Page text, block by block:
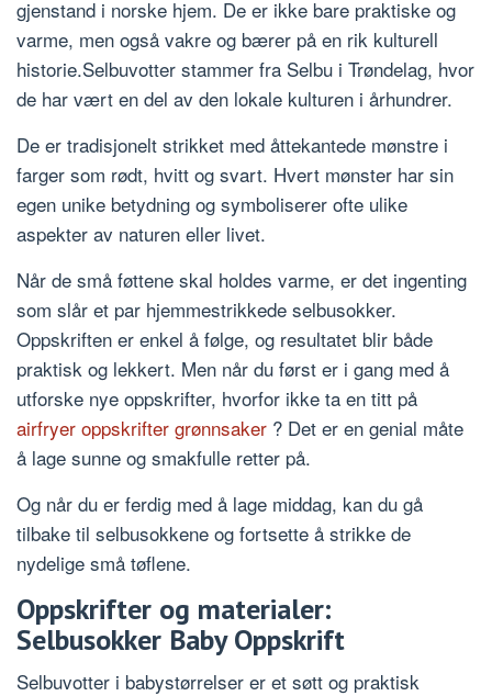
gjenstand i norske hjem. De er ikke bare praktiske og
varme, men også vakre og bærer på en rik kulturell
historie.Selbuvotter stammer fra Selbu i Trøndelag, hvor
de har vært en del av den lokale kulturen i århundrer.
De er tradisjonelt strikket med åttekantede mønstre i
farger som rødt, hvitt og svart. Hvert mønster har sin
egen unike betydning og symboliserer ofte ulike
aspekter av naturen eller livet.
Når de små føttene skal holdes varme, er det ingenting
som slår et par hjemmestrikkede selbusokker.
Oppskriften er enkel å følge, og resultatet blir både
praktisk og lekkert. Men når du først er i gang med å
utforske nye oppskrifter, hvorfor ikke ta en titt på
airfryer oppskrifter grønnsaker ? Det er en genial måte
å lage sunne og smakfulle retter på.
Og når du er ferdig med å lage middag, kan du gå
tilbake til selbusokkene og fortsette å strikke de
nydelige små tøflene.
Oppskrifter og materialer:
Selbusokker Baby Oppskrift
Selbuvotter i babystørrelser er et søtt og praktisk